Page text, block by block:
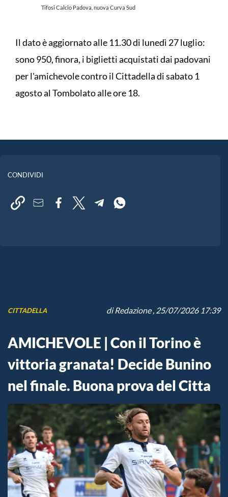
Tifosi Calcio Padova, nuova Curva Sud
Il dato è aggiornato alle 11.30 di lunedì 27 luglio:
sono 950, finora, i biglietti acquistati dai padovani
per l'amichevole contro il Cittadella di sabato 1
agosto al Tombolato alle ore 18.
CONDIVIDI
CITTADELLA diRedazione, 25/07/2026 17:39
AMICHEVOLE | Con il Torino è
vittoria granata! Decide Bunino
nel finale. Buona prova del Citta